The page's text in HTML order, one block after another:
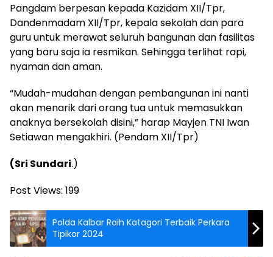
Pangdam berpesan kepada Kazidam XII/Tpr,
Dandenmadam XII/Tpr, kepala sekolah dan para
guru untuk merawat seluruh bangunan dan fasilitas
yang baru saja ia resmikan. Sehingga terlihat rapi,
nyaman dan aman.
“Mudah-mudahan dengan pembangunan ini nanti
akan menarik dari orang tua untuk memasukkan
anaknya bersekolah disini,” harap Mayjen TNI Iwan
Setiawan mengakhiri. (Pendam XII/Tpr)
(Sri Sundari.)
Post Views: 199
Polda Kalbar Raih Katagori Terbaik Perkara
Tipikor 2024